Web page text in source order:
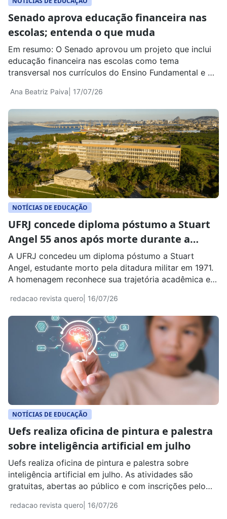
Senado aprova educação financeira nas
escolas; entenda o que muda
Ana Beatriz Paiva | 17/07/26
Em resumo: O Senado aprovou um projeto que inclui
educação financeira nas escolas como tema
transversal nos currículos do Ensino Fundamental e do
para análise da Câmara dos Deputados. A proposta
ganhou destaque porque trata de um assunto cada
vez mais presente na vida das […]
NOTÍCIAS DE EDUCAÇÃO
UFRJ concede diploma póstumo a Stuart
Angel 55 anos após morte durante a
ditadura militar
redacao revista quero | 16/07/26
A UFRJ concedeu um diploma póstumo a Stuart
Angel, estudante morto pela ditadura militar em 1971.
A homenagem reconhece sua trajetória acadêmica e
NOTÍCIAS DE EDUCAÇÃO
Uefs realiza oficina de pintura e palestra
sobre inteligência artificial em julho
redacao revista quero | 16/07/26
Uefs realiza oficina de pintura e palestra sobre
inteligência artificial em julho. As atividades são
gratuitas, abertas ao público e com inscrições pelo